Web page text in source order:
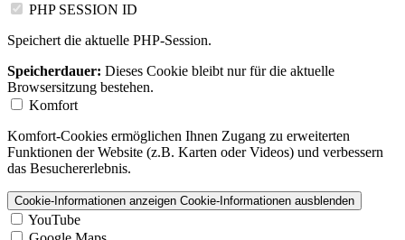
PHP SESSION ID
Speichert die aktuelle PHP-Session.
Speicherdauer: Dieses Cookie bleibt nur für die aktuelle
Browsersitzung bestehen.
Komfort
Komfort-Cookies ermöglichen Ihnen Zugang zu erweiterten
Funktionen der Website (z.B. Karten oder Videos) und verbessern
das Besuchererlebnis.
Cookie-Informationen anzeigen Cookie-Informationen ausblenden
YouTube